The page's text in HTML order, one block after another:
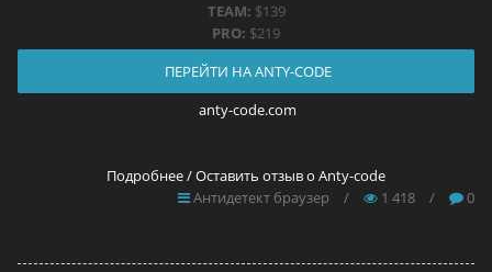
TEAM: $139
PRO: $219
ПЕРЕЙТИ НА ANTY-CODE
anty-code.com
Подробнее / Оставить отзыв о Anty-code
Антидетект браузер
/ 1 418 / 0